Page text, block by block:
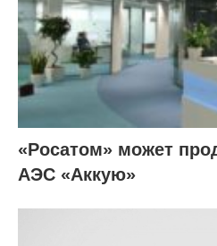
«Росатом» может
АЭС «Аккую»